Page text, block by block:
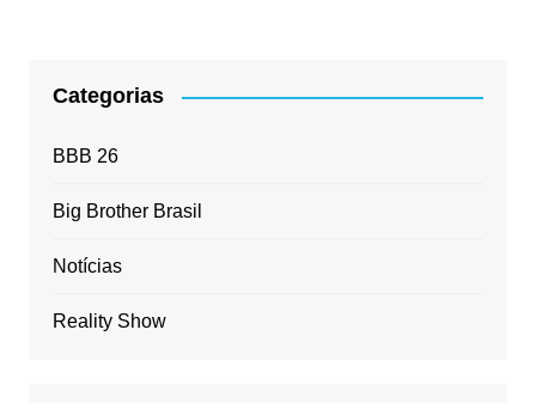
Categorias
BBB 26
Big Brother Brasil
Notícias
Reality Show